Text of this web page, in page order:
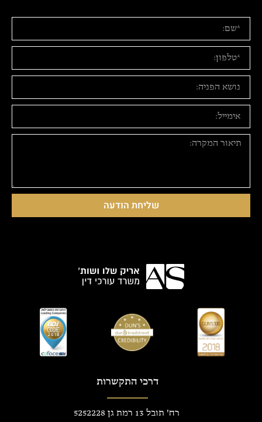
שליחת הודעה
דרכי התקשרות
רח' תובל 13 רמת גן 5252228